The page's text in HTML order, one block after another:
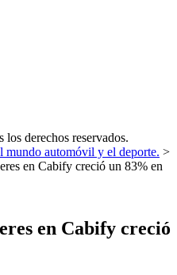
derechos reservados.
mundo automóvil y el deporte. >
en Cabify creció un 83% en
en Cabify creció